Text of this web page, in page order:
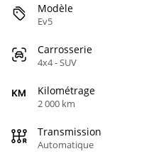
Modèle
Ev5
Carrosserie
4x4 - SUV
Kilométrage
2 000 km
Transmission
Automatique